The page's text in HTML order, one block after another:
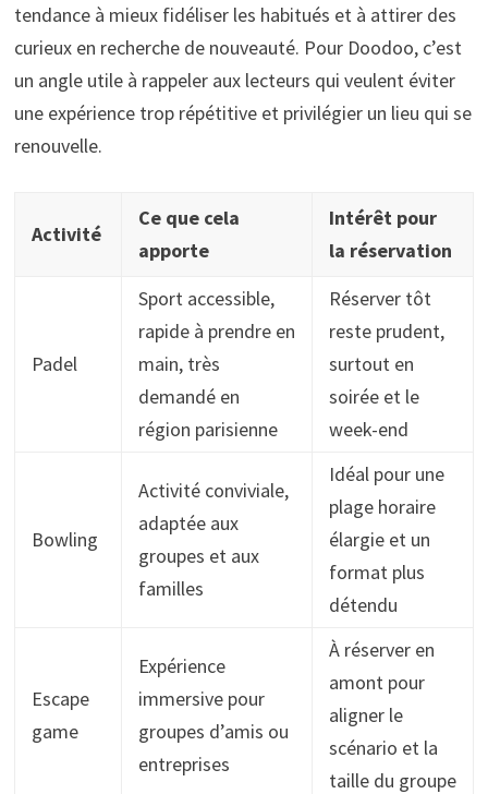
tendance à mieux fidéliser les habitués et à attirer des
curieux en recherche de nouveauté. Pour Doodoo, c’est
un angle utile à rappeler aux lecteurs qui veulent éviter
une expérience trop répétitive et privilégier un lieu qui se
renouvelle.
Activité
Ce que cela
apporte
Intérêt pour
la réservation
Padel
Sport accessible,
rapide à prendre en
main, très
demandé en
région parisienne
Réserver tôt
reste prudent,
surtout en
soirée et le
week-end
Bowling
Activité conviviale,
adaptée aux
groupes et aux
familles
Idéal pour une
plage horaire
élargie et un
format plus
détendu
Escape
game
Expérience
immersive pour
groupes d’amis ou
entreprises
À réserver en
amont pour
aligner le
scénario et la
taille du groupe